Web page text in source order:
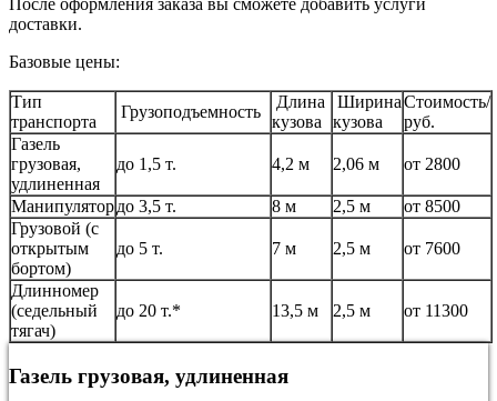
доставки.
Базовые цены:
Тип
транспорта
Грузоподъемность
Длина
кузова
Ширина
кузова
Стоимость/
руб.
Газель
грузовая,
удлиненная
до 1,5 т. 4,2 м 2,06 м от 2800
Манипулятордо 3,5 т. 8 м 2,5 м
от 8500
Грузовой (с
открытым
бортом)
до 5 т. 7 м 2,5 м от 7600
Длинномер
(седельный
тягач)
до 20 т.* 13,5 м 2,5 м от 11300
Газель грузовая, удлиненная